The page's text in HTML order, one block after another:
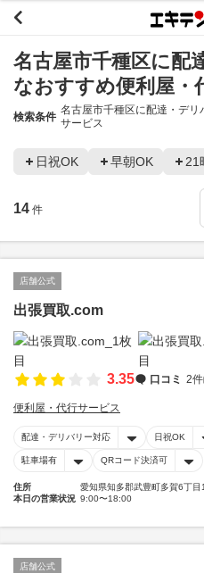
名古屋市千種区に配
なおすすめ便利屋・
検索条件
名古屋市千種区に配達・デリ
サービス
日祝OK 早朝OK 21
14 件
店舗公式
出張買取.com
3.35 口コミ 2件
便利屋・代行サービス
配達・デリバリー対応 日祝OK
駐車場有 QRコード決済可
住所
愛知県知多郡武豊町多賀6丁目
本日の営業状況 9:00〜18:00
店舗公式